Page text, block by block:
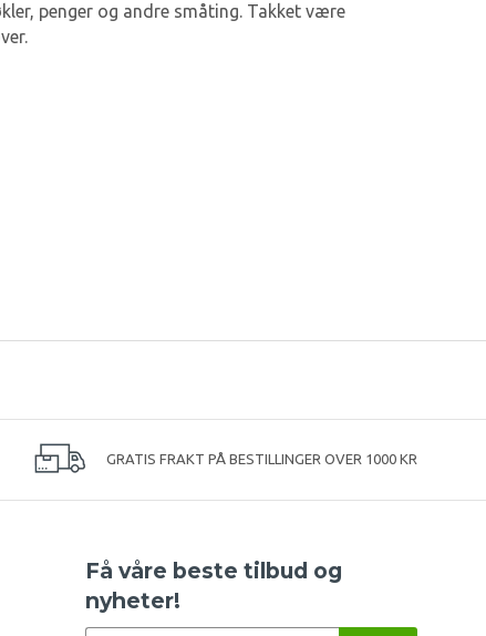
penger og andre småting. Takket være
GRATIS FRAKT PÅ BESTILLINGER OVER 1000 KR
Få våre beste tilbud og
nyheter!